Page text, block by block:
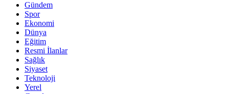
Gündem
Spor
Ekonomi
Dünya
Eğitim
Resmi İlanlar
Sağlık
Siyaset
Teknoloji
Yerel